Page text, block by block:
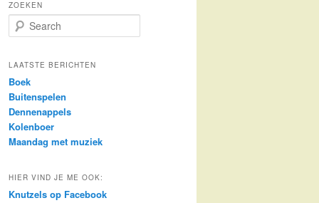
ZOEKEN
e
r
h
LAATSTE BERICHTEN
Boek
Buitenspelen
Dennenappels
Kolenboer
Maandag met muziek
HIER VIND JE ME OOK:
Knutzels op Facebook